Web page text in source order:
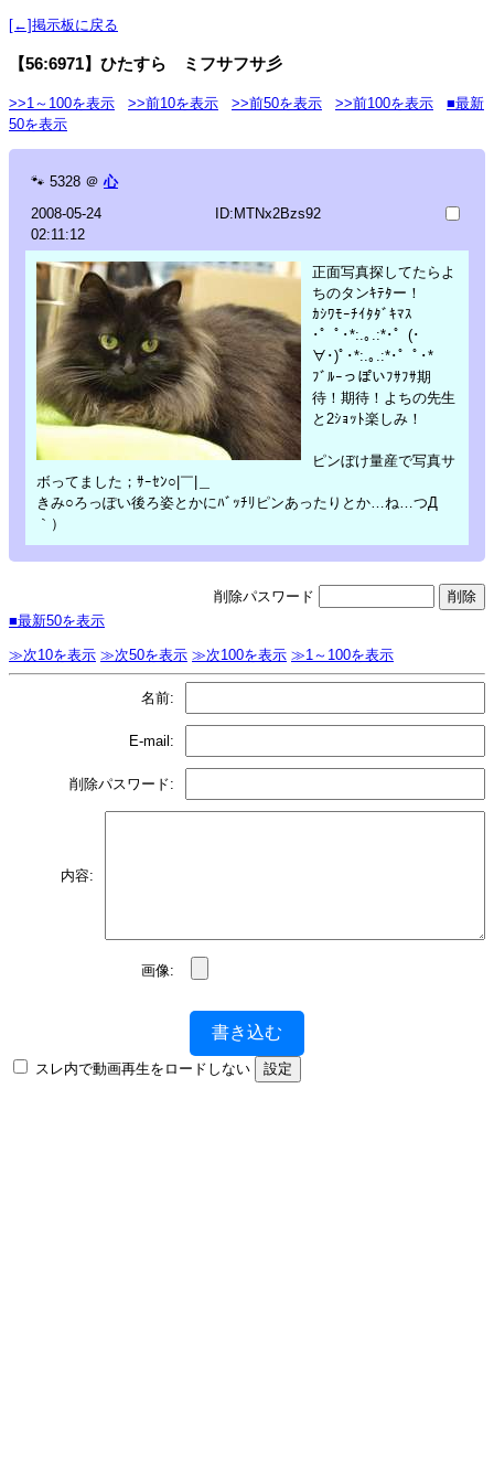
[←]掲示板に戻る
【56:6971】ひたすら ミフサフサ彡
>>1～100を表示 >>前10を表示 >>前50を表示 >>前100を表示
■最新
50を表示
🐾 5328 ＠ 心
2008-05-24
02:11:12
ID:MTNx2Bzs92
正面写真探してたらよ
ちのタンｷﾃﾀー！
ｶｼﾜﾓｰﾁｲﾀﾀﾞｷﾏｽ
･゜ﾟ･*:.｡.:*･゜(･
∀･)ﾟ･*:.｡.:*･゜ﾟ･*
ﾌﾞﾙｰっぽいﾌｻﾌｻ期
待！期待！よちの先生
と2ｼｮｯﾄ楽しみ！
ピンぼけ量産で写真サ
ボってました；ｻｰｾﾝ○|￣|＿
きみ○ろっぽい後ろ姿とかにﾊﾞｯﾁﾘピンあったりとか…ね…つД
｀）
削除パスワード
■最新50を表示
≫次10を表示 ≫次50を表示 ≫次100を表示 ≫1～100を表示
名前:
E-mail:
削除パスワード:
内容:
画像:
書き込む
スレ内で動画再生をロードしない